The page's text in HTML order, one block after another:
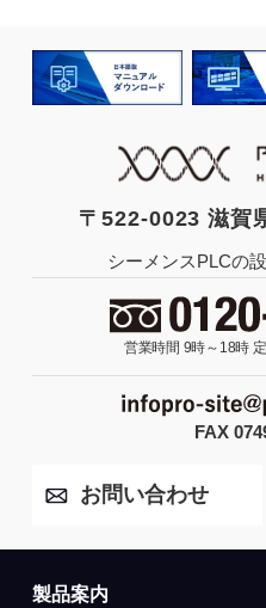
〒522-0023 滋賀
シーメンスPLCの
営業時間 9時～18時
FAX
お問い合わせ
製品案内